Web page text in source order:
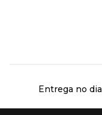
Entrega no dia